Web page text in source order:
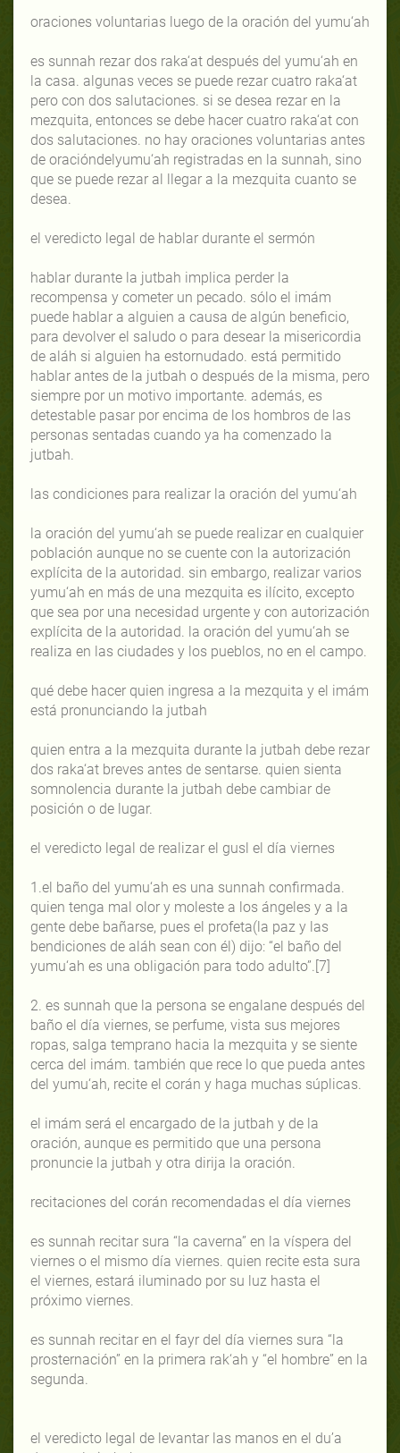
oraciones voluntarias luego de la oración del yumu‘ah
es sunnah rezar dos raka‘at después del yumu‘ah en
la casa. algunas veces se puede rezar cuatro raka‘at
pero con dos salutaciones. si se desea rezar en la
mezquita, entonces se debe hacer cuatro raka‘at con
dos salutaciones. no hay oraciones voluntarias antes
de oracióndelyumu‘ah registradas en la sunnah, sino
que se puede rezar al llegar a la mezquita cuanto se
desea.
el veredicto legal de hablar durante el sermón
hablar durante la jutbah implica perder la
recompensa y cometer un pecado. sólo el imám
puede hablar a alguien a causa de algún beneficio,
para devolver el saludo o para desear la misericordia
de aláh si alguien ha estornudado. está permitido
hablar antes de la jutbah o después de la misma, pero
siempre por un motivo importante. además, es
detestable pasar por encima de los hombros de las
personas sentadas cuando ya ha comenzado la
jutbah.
las condiciones para realizar la oración del yumu‘ah
la oración del yumu‘ah se puede realizar en cualquier
población aunque no se cuente con la autorización
explícita de la autoridad. sin embargo, realizar varios
yumu‘ah en más de una mezquita es ilícito, excepto
que sea por una necesidad urgente y con autorización
explícita de la autoridad. la oración del yumu‘ah se
realiza en las ciudades y los pueblos, no en el campo.
qué debe hacer quien ingresa a la mezquita y el imám
está pronunciando la jutbah
quien entra a la mezquita durante la jutbah debe rezar
dos raka‘at breves antes de sentarse. quien sienta
somnolencia durante la jutbah debe cambiar de
posición o de lugar.
el veredicto legal de realizar el gusl el día viernes
1.el baño del yumu‘ah es una sunnah confirmada.
quien tenga mal olor y moleste a los ángeles y a la
gente debe bañarse, pues el profeta(la paz y las
bendiciones de aláh sean con él) dijo: “el baño del
yumu‘ah es una obligación para todo adulto”.[7]
2. es sunnah que la persona se engalane después del
baño el día viernes, se perfume, vista sus mejores
ropas, salga temprano hacia la mezquita y se siente
cerca del imám. también que rece lo que pueda antes
del yumu‘ah, recite el corán y haga muchas súplicas.
el imám será el encargado de la jutbah y de la
oración, aunque es permitido que una persona
pronuncie la jutbah y otra dirija la oración.
recitaciones del corán recomendadas el día viernes
es sunnah recitar sura “la caverna” en la víspera del
viernes o el mismo día viernes. quien recite esta sura
el viernes, estará iluminado por su luz hasta el
próximo viernes.
es sunnah recitar en el fayr del día viernes sura “la
prosternación” en la primera rak‘ah y “el hombre” en la
segunda.
el veredicto legal de levantar las manos en el du’a